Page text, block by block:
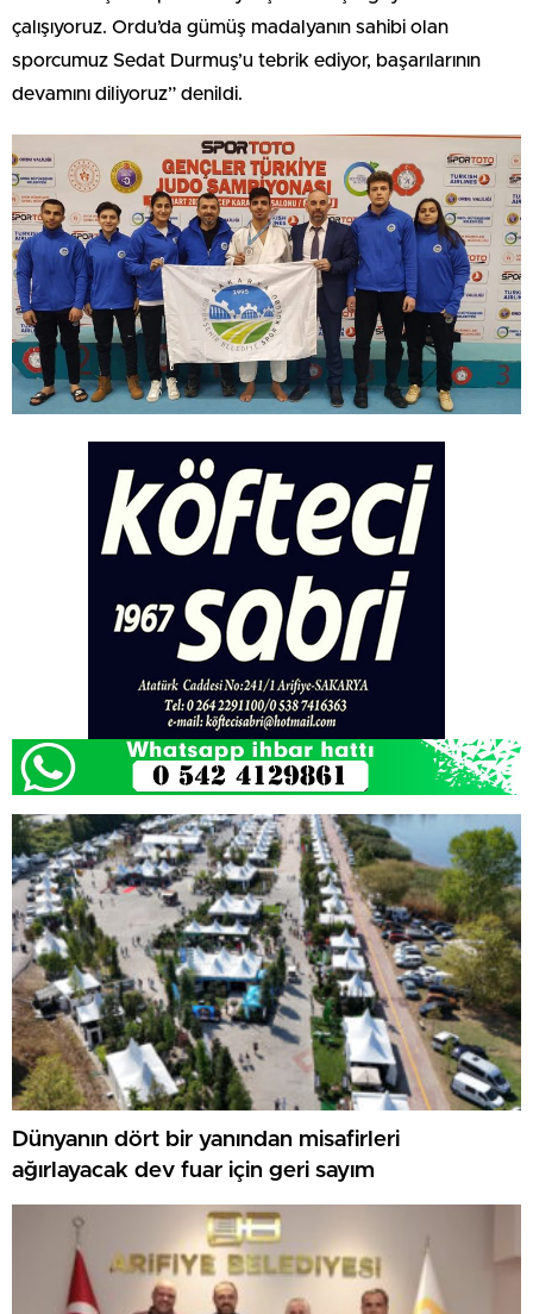
çalışıyoruz. Ordu’da gümüş madalyanın sahibi olan
sporcumuz Sedat Durmuş’u tebrik ediyor, başarılarının
devamını diliyoruz” denildi.
Dünyanın dört bir yanından misafirleri
ağırlayacak dev fuar için geri sayım